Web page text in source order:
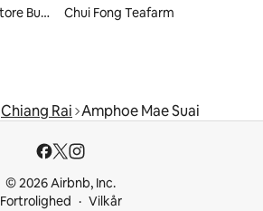
Wat Huai Pla Kang, Store Buddha Chui Fong Teafarm
Chiang Rai Amphoe Mae Suai
© 2026 Airbnb, Inc.
Fortrolighed
Vilkår